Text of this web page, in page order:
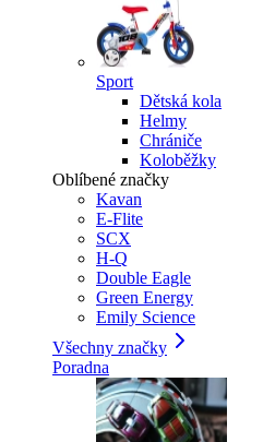
Sport
Dětská kola
Helmy
Chrániče
Koloběžky
Oblíbené značky
Kavan
E-Flite
SCX
H-Q
Double Eagle
Green Energy
Emily Science
Všechny značky
Poradna